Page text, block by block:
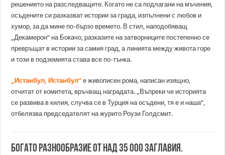
решението на разследващите. Когато не са подлагани на мъчения,
осъдените си разказват истории за града, изпълнени с любов и
хумор, за да мине по-бързо времето. В стил, наподобяващ
„Декамерон“ на Бокачо, разказите на затворниците постепенно се
превръщат в истории за самия град, а линията между живота горе
и този в подземията става все по-тънка.
„Истанбул, Истанбул“ е живописен рома, написан изящно,
отчитат от комитета, връчващ наградата. „Въпреки че историята
се развива в килия, случва се в Турция на осъдени, тя е и наша“,
отбелязва председателят на журито Роузи Голдсмит.
Богато разнообразие от над 35 000 заглавия.